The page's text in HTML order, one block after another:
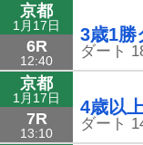
京都
1月17日
6R
12:40
3歳1勝
ダート
京都
1月17日
7R
13:10
4歳以
ダート